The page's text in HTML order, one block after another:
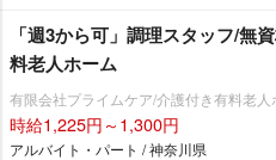
「週3から可」調理スタッフ/無
料老人ホーム
有限会社プライムケア/介護付き有料老
時給1,225円～1,300円
アルバイト・パート / 神奈川県